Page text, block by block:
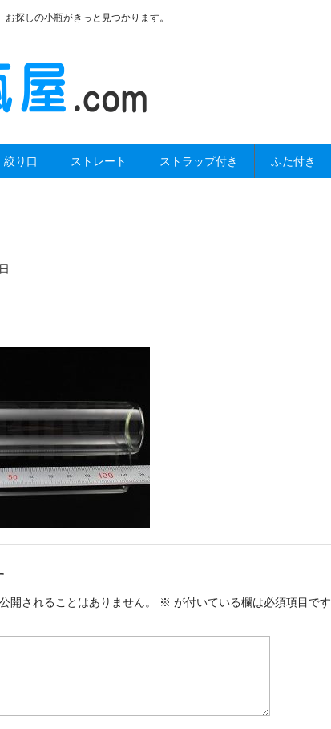
探しの小瓶がきっと見つかります。
絞り口 ストレート ストラップ付き ふた付き
開されることはありません。
※ が付いている欄は必須項目です